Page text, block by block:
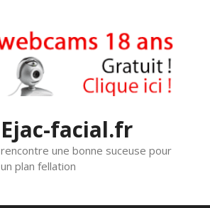
Ejac-facial.fr
rencontre une bonne suceuse pour
un plan fellation